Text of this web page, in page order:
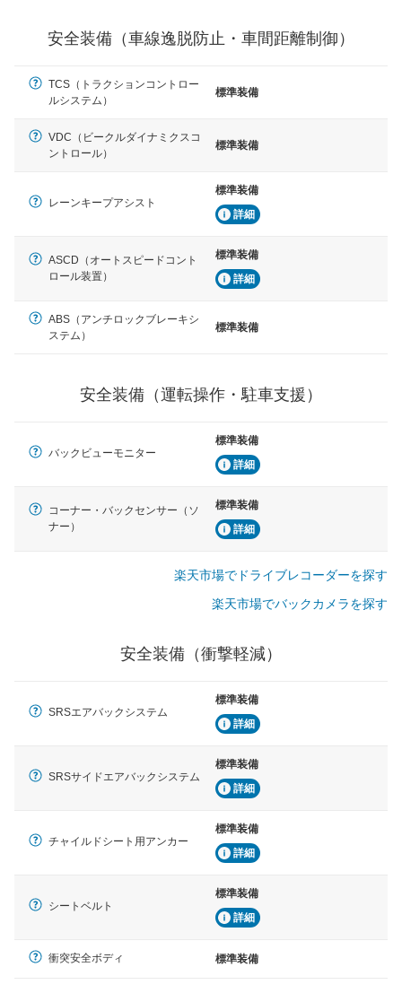
れています。
万が一車体が衝撃を受けたときに、運転者・同乗者を守
るSRSエアバッグシステム、プリテンショナーシートベ
安全装備（車線逸脱防止・車間距離制御）
TCS（トラクションコントロー
ルシステム）
標準装備
VDC（ビークルダイナミクスコ
ントロール）
標準装備
レーンキープアシスト
標準装備
詳細
ASCD（オートスピードコント
ロール装置）
標準装備
詳細
ABS（アンチロックブレーキシ
ステム）
標準装備
安全装備（運転操作・駐車支援）
バックビューモニター
標準装備
詳細
コーナー・バックセンサー（ソ
ナー）
標準装備
詳細
楽天市場でドライブレコーダーを探す
楽天市場でバックカメラを探す
安全装備（衝撃軽減）
SRSエアバックシステム
標準装備
詳細
SRSサイドエアバックシステム
標準装備
詳細
チャイルドシート用アンカー
標準装備
詳細
シートベルト
標準装備
詳細
衝突安全ボディ 標準装備